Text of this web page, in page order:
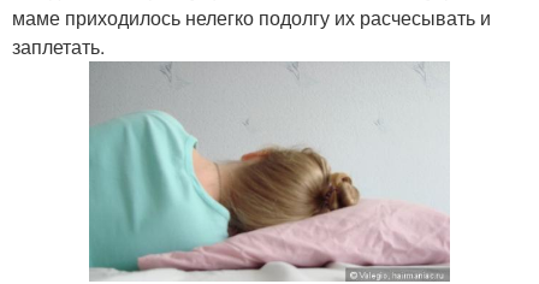
маме приходилось нелегко подолгу их расчесывать и
заплетать.